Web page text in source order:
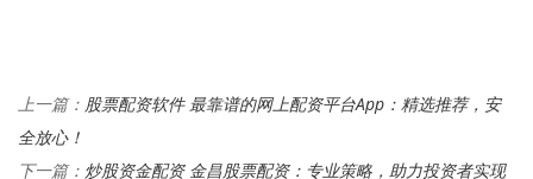
上一篇： 股票配资软件 最靠谱的网上配资平台App：精选推荐，安
全放心！
下一篇： 炒股资金配资 金昌股票配资：专业策略，助力投资者实现